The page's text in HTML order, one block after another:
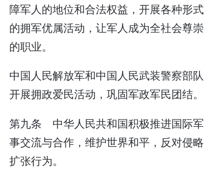
障军人的地位和合法权益，开展各种形式
的拥军优属活动，让军人成为全社会尊崇
的职业。
中国人民解放军和中国人民武装警察部队
开展拥政爱民活动，巩固军政军民团结。
第九条 中华人民共和国积极推进国际军
事交流与合作，维护世界和平，反对侵略
扩张行为。